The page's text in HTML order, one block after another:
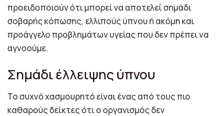
προειδοποιούν ότι μπορεί να αποτελεί σημάδι
σοβαρής κόπωσης, ελλιπούς ύπνου ή ακόμη και
προάγγελο προβλημάτων υγείας που δεν πρέπει να
αγνοούμε.
Σημάδι έλλειψης ύπνου
Το συχνό χασμουρητό είναι ένας από τους πιο
καθαρούς δείκτες ότι ο οργανισμός δεν